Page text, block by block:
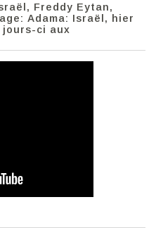
Freddy Eytan,
Adama: Israël, hier
jours-ci aux